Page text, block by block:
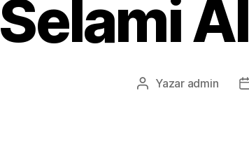
Selami
Yazının
Yazar admin